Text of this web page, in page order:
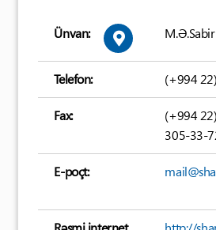
Ünvan:
Telefon: (+994
Fax:
(+994
305-33-
E-poçt: